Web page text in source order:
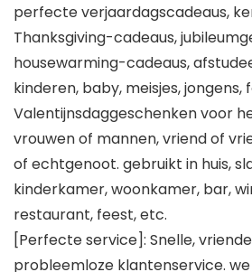
perfecte verjaardagscadeaus,
Thanksgiving-cadeaus,
housewarming-cadeaus,
kinderen, baby, meisjes, jongens,
Valentijnsdaggeschenken voor
vrouwen of mannen, vriend of
of echtgenoot. gebruikt in huis,
kinderkamer, woonkamer, bar,
restaurant, feest, etc.
[Perfecte service]: Snelle,
probleemloze klantenservice.